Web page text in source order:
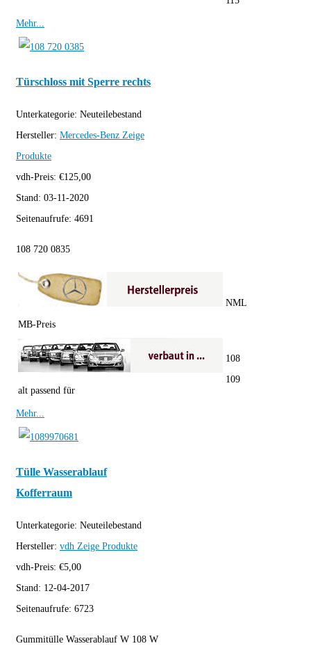
Mehr...
Türschloss mit Sperre rechts
Unterkategorie: Neuteilebestand
Hersteller: Mercedes-Benz Zeige
Produkte
vdh-Preis: €125,00
Stand: 03-11-2020
Seitenaufrufe: 4691
108 720 0835
MB-Preis
NML
alt passend für
108
109
Mehr...
Tülle Wasserablauf
Kofferraum
Unterkategorie: Neuteilebestand
Hersteller: vdh Zeige Produkte
vdh-Preis: €5,00
Stand: 12-04-2017
Seitenaufrufe: 6723
Gummitülle Wasserablauf W 108 W